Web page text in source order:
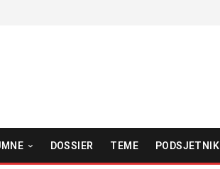
DOSSIER TEME PODSJETNIK